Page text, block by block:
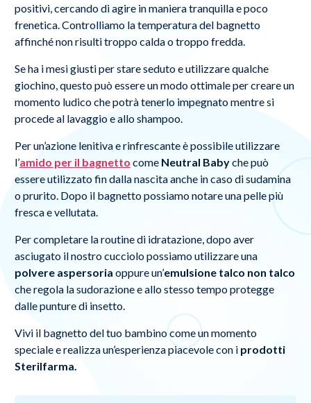
positivi, cercando di agire in maniera tranquilla e poco
frenetica. Controlliamo la temperatura del bagnetto
affinché non risulti troppo calda o troppo fredda.
Se ha i mesi giusti per stare seduto e utilizzare qualche
giochino, questo può essere un modo ottimale per creare un
momento ludico che potrà tenerlo impegnato mentre si
procede al lavaggio e allo shampoo.
Per un’azione lenitiva e rinfrescante è possibile utilizzare
l’amido per il bagnetto come Neutral Babychepuò
essere utilizzato fin dalla nascita anche in caso di sudamina
o prurito. Dopo il bagnetto possiamo notare una pelle più
fresca e vellutata.
Per completare la routine di idratazione, dopo aver
asciugato il nostro cucciolo possiamo utilizzare una
polvere aspersoria oppure un’emulsione talco non talco
che regola la sudorazione e allo stesso tempo protegge
dalle punture di insetto.
Vivi il bagnetto del tuo bambino come un momento
speciale e realizza un’esperienza piacevole con i prodotti
Sterilfarma.